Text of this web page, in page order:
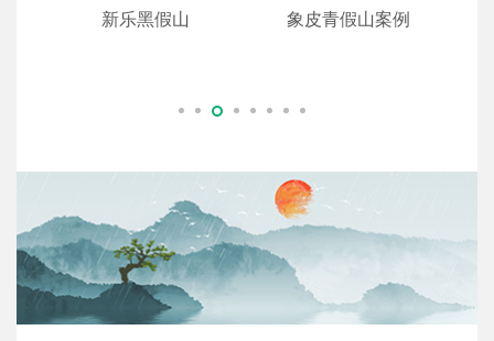
新乐黑假山 象皮青假山案例